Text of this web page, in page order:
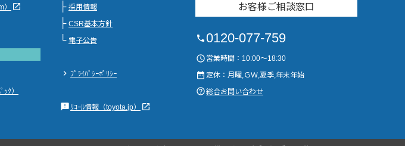
launch
ｸ）
├ 採用情報
├ CSR基本方針
└ 電子公告
chevron_right ﾌﾟﾗｲﾊﾞｼｰﾎﾟﾘｼｰ
feedback ﾘｺｰﾙ情報（toyota.jp） launch
お客様ご相談窓口
phone0120-077-759
access_time 営業時間：10:00～18:30
date_range 定休：月曜,ＧＷ,夏季,年末年始
help_outline総合お問い合わせ